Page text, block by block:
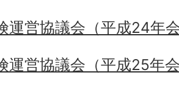
運営協議会（平成24年
運営協議会（平成25年